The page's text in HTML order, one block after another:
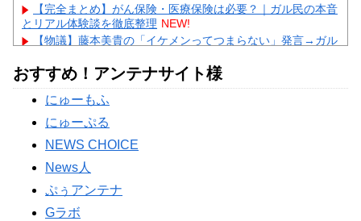
【完全まとめ】がん保険・医療保険は必要？｜ガル民の本音
とリアル体験談を徹底整理 NEW!
【物議】藤本美貴の「イケメンってつまらない」発言→ガル
【物議】田中みな実、結婚&妊娠発表後初登場→10cmヒール
にガル民総ツッコミｗｗｗ
【衝撃】剛力彩芽、ネプリーグで別人級美貌に→ガル民「え
っ待って」の総ツッコミｗｗｗ
Powered by livedoor 相互RSS
おすすめ！アンテナサイト様
にゅーもふ
にゅーぷる
NEWS CHOICE
News人
ぷぅアンテナ
Gラボ